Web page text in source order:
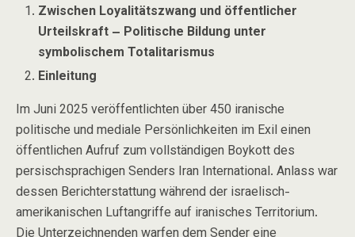
Zwischen Loyalitätszwang und öffentlicher
Urteilskraft – Politische Bildung unter
symbolischem Totalitarismus
Einleitung
Im Juni 2025 veröffentlichten über 450 iranische
politische und mediale Persönlichkeiten im Exil einen
öffentlichen Aufruf zum vollständigen Boykott des
persischsprachigen Senders Iran International. Anlass war
dessen Berichterstattung während der israelisch-
amerikanischen Luftangriffe auf iranisches Territorium.